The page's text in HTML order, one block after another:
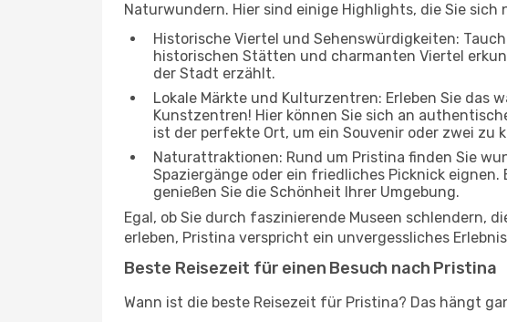
Naturwundern. Hier sind einige Highlights, die Sie
Historische Viertel und Sehenswürdigkeiten:
historischen Stätten und charmanten Viertel
der Stadt erzählt.
Lokale Märkte und Kulturzentren: Erleben Sie das
Kunstzentren! Hier können Sie sich an
ist der perfekte Ort, um ein Souvenir oder zwei zu
Naturattraktionen: Rund um Pristina finden Sie
Spaziergänge oder ein friedliches Picknick
genießen Sie die Schönheit Ihrer Umgebung.
Egal, ob Sie durch faszinierende Museen schlendern,
erleben, Pristina verspricht ein unvergessliches
Beste Reisezeit für einen Besuch nach Pristina
Wann ist die beste Reisezeit für Pristina? Das hängt